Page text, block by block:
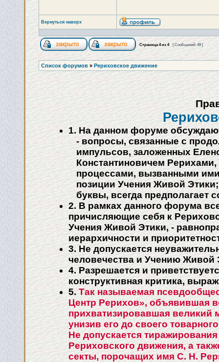
Вернуться наверх
Страница4из 4 [ Сообщений: 49 ]
Список форумов » Рериховское движение
1. На данном форуме
- вопросы, связанные с
импульсов, заложенных
Константиновичем
процессами, вызванными
позиции Учения Живой
буквы, всегда предполагает
2. В рамках данного форума
причисляющие себя к
Учения Живой Этики, -
иерархичности и
3. Не допускается
человечества и Учению Живой
4. Разрешается и
конструктивная критика,
5.Так называемая
Центр Рерихов», объявившая
прихватизировавшая
унизив его до своего
Не допускается
Рериховского движения, а
секты, порочащих имя С. Н.